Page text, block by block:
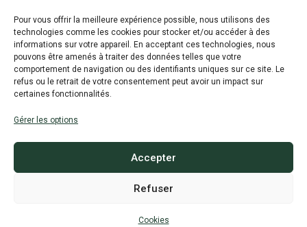
Pour vous offrir la meilleure expérience possible, nous utilisons des
technologies comme les cookies pour stocker et/ou accéder à des
informations sur votre appareil. En acceptant ces technologies, nous
pouvons être amenés à traiter des données telles que votre
comportement de navigation ou des identifiants uniques sur ce site. Le
refus ou le retrait de votre consentement peut avoir un impact sur
certaines fonctionnalités.
Gérer les options
Accepter
Refuser
Cookies